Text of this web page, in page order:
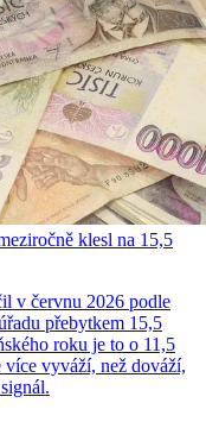
klesl na 15,5
v červnu 2026 podle
přebytkem 15,5
roku je to o 11,5
více vyváží, než dováží,